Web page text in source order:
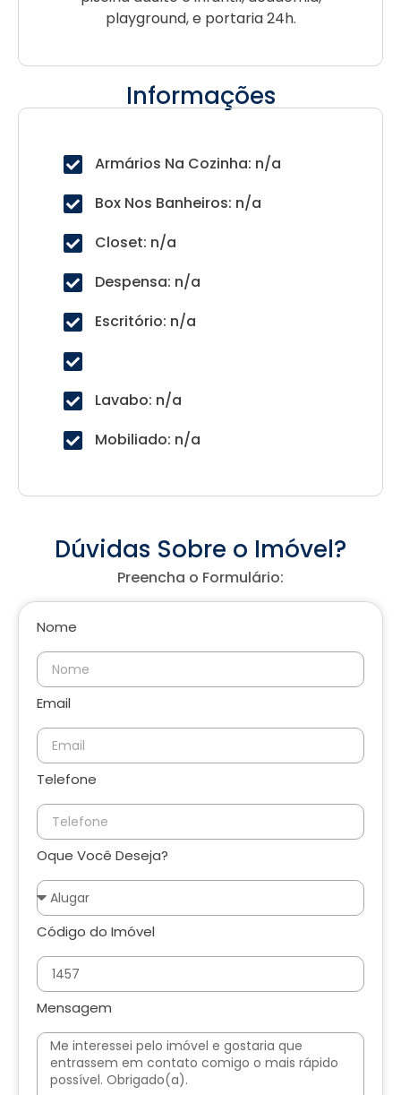
playground, e portaria 24h.
Informações
Armários Na Cozinha: n/a
Box Nos Banheiros: n/a
Closet: n/a
Despensa: n/a
Escritório: n/a
Lavabo: n/a
Mobiliado: n/a
Dúvidas Sobre o Imóvel?
Preencha o Formulário:
Nome
Email
Telefone
Oque Você Deseja?
Código do Imóvel
Mensagem